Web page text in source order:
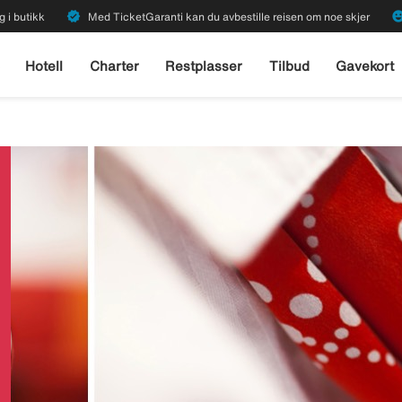
i butikk verified Med TicketGaranti kan du avbestille reisen om noe skjer
Hotell Charter Restplasser Tilbud Gavekort